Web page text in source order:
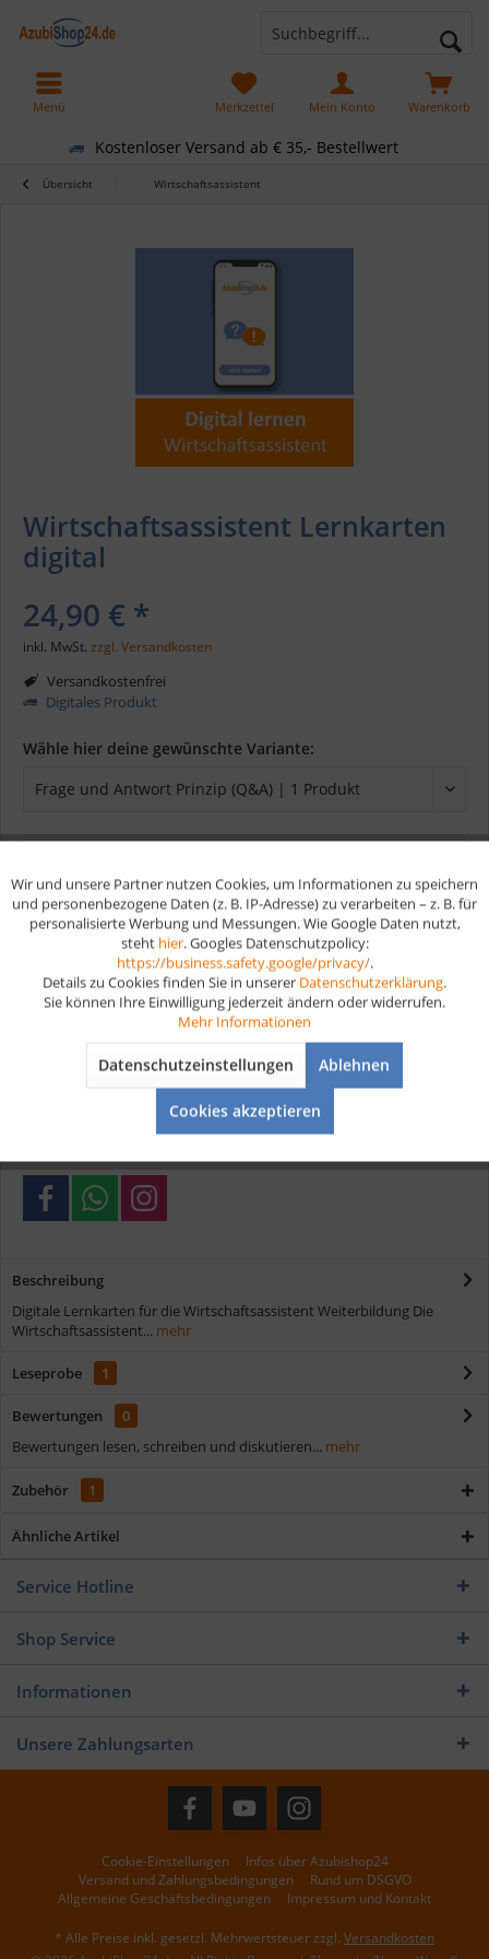
Kostenloser Versand ab € 35,- Bestellwert
Warenkorb
Merkzettel Mein Konto
Menü
Übersicht Wirtschaftsassistent
Wirtschaftsassistent Lernkarten
digital
24,90 € *
inkl. MwSt. zzgl. Versandkosten
Versandkostenfrei
Digitales Produkt
Wähle hier deine gewünschte Variante:
In den Warenkorb
Artikel-Nr.: D263
Kostenloser Versand ab € 35,- Bestellwert
Verschiedene Zahlungsmöglichkeiten
Beschreibung
Digitale Lernkarten für die Wirtschaftsassistent Weiterbildung Die
Wirtschaftsassistent... mehr
Leseprobe 1
Bewertungen
0
Bewertungen lesen, schreiben und diskutieren... mehr
Zubehör 1
Ähnliche Artikel
Service Hotline
Shop Service
Informationen
Unsere Zahlungsarten
Cookie-Einstellungen
Infos über Azubishop24
Versand und Zahlungsbedingungen
Rund um DSGVO
Allgemeine Geschäftsbedingungen
Impressum und Kontakt
* Alle Preise inkl. gesetzl. Mehrwertsteuer zzgl. Versandkosten
Funktionale Aktiv
Aktiv
Aktiv
Wir und unsere Partner nutzen Cookies, um Informationen zu speichern
und personenbezogene Daten (z. B. IP-Adresse) zu verarbeiten – z. B. für
personalisierte Werbung und Messungen. Wie Google Daten nutzt,
steht hier. Googles Datenschutzpolicy:
https://business.safety.google/privacy/.
Details zu Cookies finden Sie in unserer Datenschutzerklärung.
Sie können Ihre Einwilligung jederzeit ändern oder widerrufen.
Mehr Informationen
Datenschutzeinstellungen Ablehnen
Cookies akzeptieren